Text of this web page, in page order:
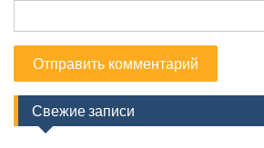
Свежие записи